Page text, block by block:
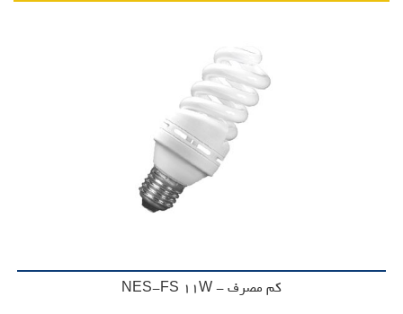
کم مصرف - NES-FS 11W